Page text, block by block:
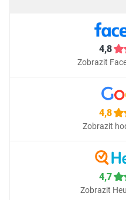
4,8
Zobrazit
4,8
Zobrazit
4,7
Zobrazit